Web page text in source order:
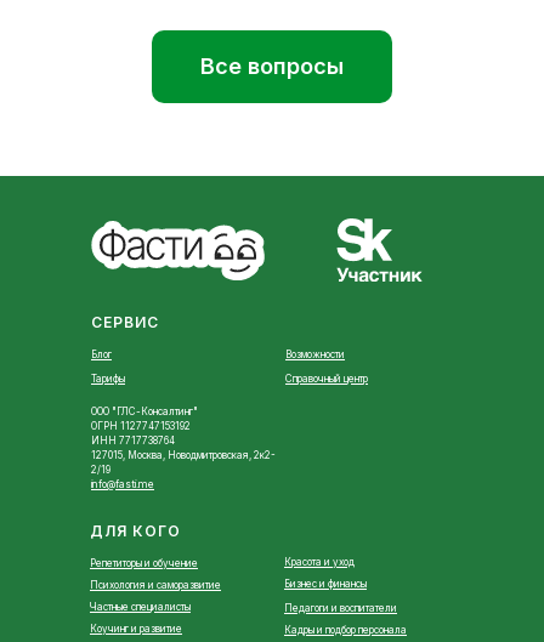
Все вопросы
СЕРВИС
Блог
Возможности
Справочный центр
ООО "ГЛС-Консалтинг"
ОГРН 1127747153192
ИНН 7717738764
127015, Москва, Новодмитровская, 2к2-
2/19
info@fasti.me
Тарифы
Коучинг и развитие Кадры и подбор персонала
Частные специалисты
Репетиторы и обучение
Психология и саморазвитие
Бизнес и финансы
Педагоги и воспитатели
Красота и уход
ДЛЯ КОГО